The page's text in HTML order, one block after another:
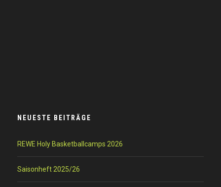
NEUESTE BEITRÄGE
REWE Holy Basketballcamps 2026
Saisonheft 2025/26